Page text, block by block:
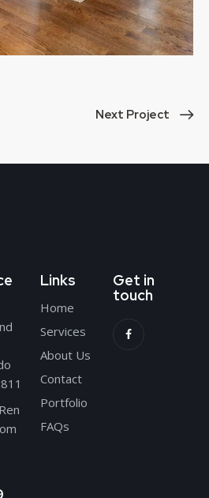
Next Project
Links
Home
Services
About Us
Contact
Portfolio
FAQs
Get in
touch